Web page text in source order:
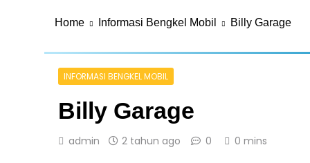
Home Informasi Bengkel Mobil Billy Garage
INFORMASI BENGKEL MOBIL
Billy Garage
admin 2 tahun ago 0 0 mins